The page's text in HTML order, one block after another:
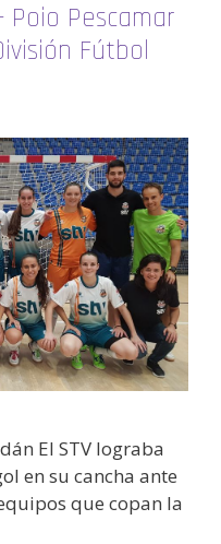
Poio Pescamar
Fútbol
El STV lograba
en su cancha ante
que copan la